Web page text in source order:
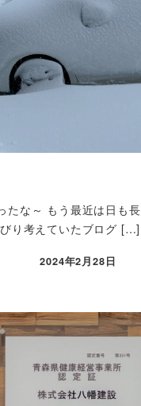
たな～ もう最近は日も
り考えていたブログ […]
投稿日
2024年2月28日